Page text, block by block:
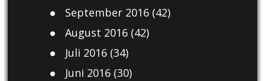
September 2016(42)
August 2016(42)
Juli 2016(34)
Juni 2016(30)